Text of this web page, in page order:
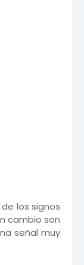
los signos
cambio son
señal muy